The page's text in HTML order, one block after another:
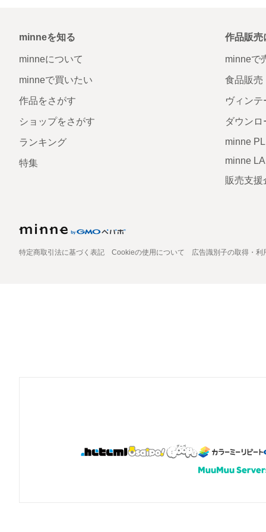
minneを知る
minneについて
minneで買いたい
作品をさがす
ショップをさがす
ランキング
特集
作品販売
minneで
食品販売
ヴィンテ
ダウンロ
minne
minne
販売支援
特定商取引法に基づく表記 Cookieの使用について 広告識別子の取得・利